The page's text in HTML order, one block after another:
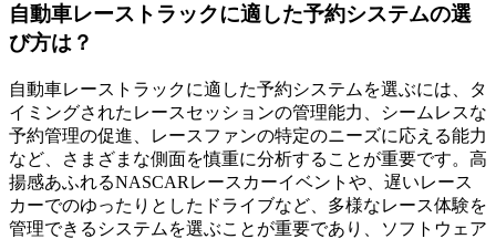
自動車レーストラックに適した予約システムの選
び方は？
自動車レーストラックに適した予約システムを選ぶには、タ
イミングされたレースセッションの管理能力、シームレスな
予約管理の促進、レースファンの特定のニーズに応える能力
など、さまざまな側面を慎重に分析することが重要です。高
揚感あふれるNASCARレースカーイベントや、遅いレース
カーでのゆったりとしたドライブなど、多様なレース体験を
管理できるシステムを選ぶことが重要であり、ソフトウェア